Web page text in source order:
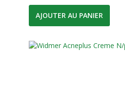
AJOUTER AU PANIER